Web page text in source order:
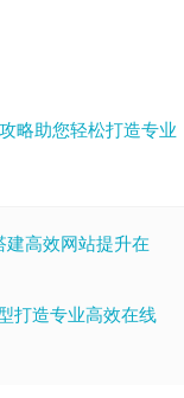
略助您轻松打造专业
高效网站提升在
打造专业高效在线